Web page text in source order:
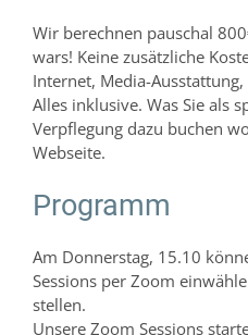
Wir berechnen pauschal
wars! Keine zusätzliche
Internet, Media-
Alles inklusive. Was Sie als
Verpflegung dazu buchen
Webseite.
Programm
Am Donnerstag, 15.10
Sessions per Zoom
stellen.
Unsere Zoom Sessions